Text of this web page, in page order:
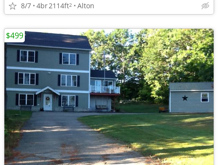
8/7 4br2114ft2 Alton
$499